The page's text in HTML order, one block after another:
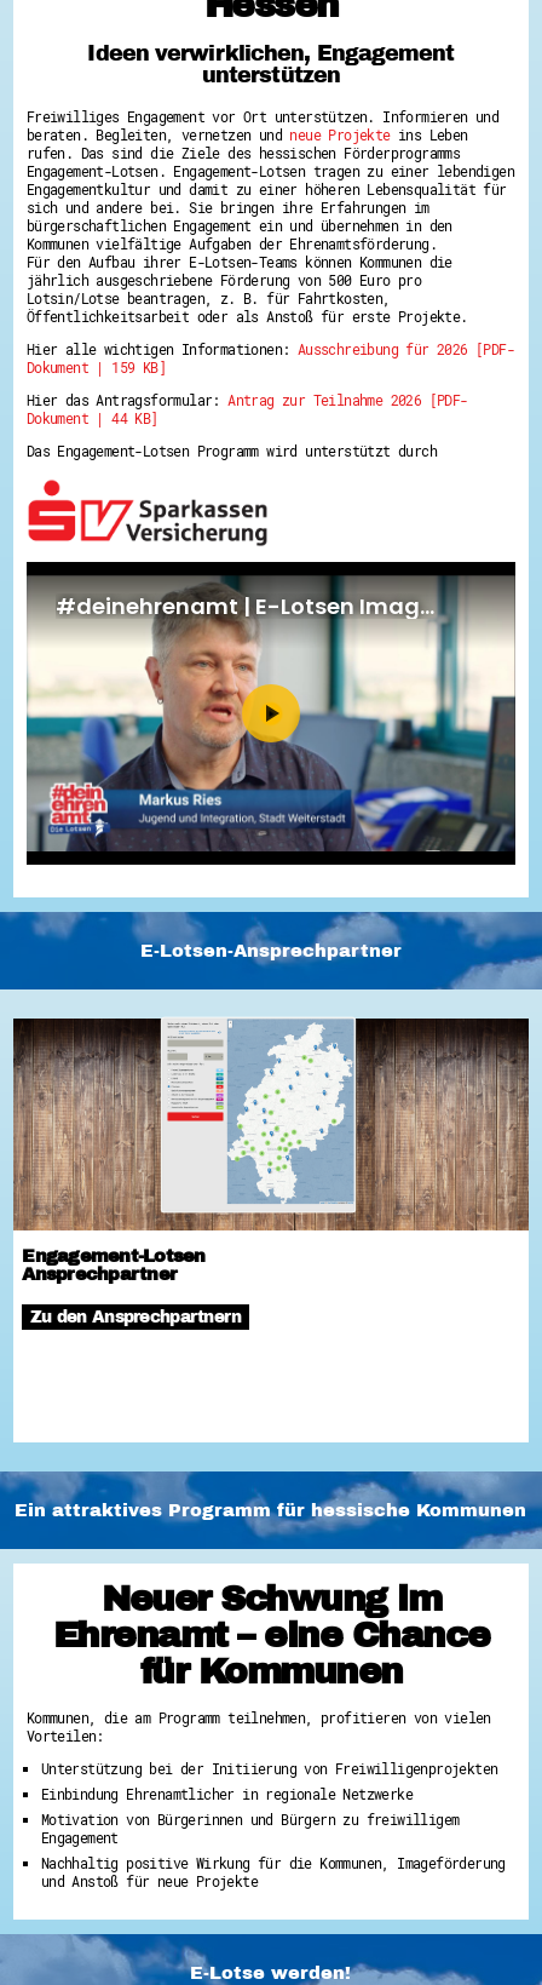
Hessen hilft Ukraine
Zeig uns dein Ehrenamt
Wettbewerb | Trikotwettbewerb
Wettbewerb | 80 Jahre Hessen - Engagement
mit Herz
8 Vereine x 80 Jahre x 1.000 €
Ausgezeichnete Projekte
Menschen des Respekts
SHARE IT: Teile deine Infos!
Gestalte dein Ehrenamt
Ehrenamts-Card Hessen
Engagement-Lotsen
Crowdfunding - Viele schaffen mehr
Ehrentag
Hessen engagiert - Digitale Themenabende
Kompetenznachweis Hessen
Service-Learning
Mach dich schlau
GEMA-Pakt
Di@-Lotsen in Hessen
Energiepreiskrise und Ehrenamt
Flüchtlingshilfe + Integration
Generationsübergreifend aktiv
Patenschaftsprojekte
Qualifizierung & Fortbildung
Stiftungen
Vereine, Spenden, Steuern - Gut zu Wissen
Versicherungsschutz
Wissenswertes rund um dein Ehrenamt
Zahlen, Daten, Fakten aus Hessen
Service
Suche
Downloads
Kontakt
Impressum
Barriere melden
Ideen verwirklichen, Engagement
unterstützen
Freiwilliges Engagement vor Ort unterstützen. Informieren und
beraten. Begleiten, vernetzen und neue Projekteins Leben
rufen. Das sind die Ziele des hessischen Förderprogramms
Engagement-Lotsen. Engagement-Lotsen tragen zu einer lebendigen
Engagementkultur und damit zu einer höheren Lebensqualität für
sich und andere bei. Sie bringen ihre Erfahrungen im
bürgerschaftlichen Engagement ein und übernehmen in den
Kommunen vielfältige Aufgaben der Ehrenamtsförderung.
Für den Aufbau ihrer E-Lotsen-Teams können Kommunen die
jährlich ausgeschriebene Förderung von 500 Euro pro
Lotsin/Lotse beantragen, z. B. für Fahrtkosten,
Öffentlichkeitsarbeit oder als Anstoß für erste Projekte.
Hier alle wichtigen Informationen: Ausschreibung für 2026 [PDF-
Dokument | 159 KB]
Hier das Antragsformular:Antrag zur Teilnahme 2026 [PDF-
Dokument | 44 KB]
Das Engagement-Lotsen Programm wird unterstützt durch
E-Lotsen-Ansprechpartner
Engagement-Lotsen
Ansprechpartner
Zu den Ansprechpartnern
Ein attraktives Programm für hessische Kommunen
Neuer Schwung im
Ehrenamt – eine Chance
für Kommunen
Kommunen, die am Programm teilnehmen, profitieren von vielen
Vorteilen:
Unterstützung bei der Initiierung von Freiwilligenprojekten
Einbindung Ehrenamtlicher in regionale Netzwerke
Motivation von Bürgerinnen und Bürgern zu freiwilligem
Engagement
Nachhaltig positive Wirkung für die Kommunen, Imageförderung
und Anstoß für neue Projekte
E-Lotse werden!